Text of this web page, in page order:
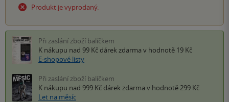
Produkt je vyprodaný.
Při zaslání zboží balíčkem
K nákupu nad 99 Kč dárek zdarma v hodnotě 19 Kč
E-shopové listy
Při zaslání zboží balíčkem
K nákupu nad 999 Kč dárek zdarma v hodnotě 299 Kč
Let na měsíc